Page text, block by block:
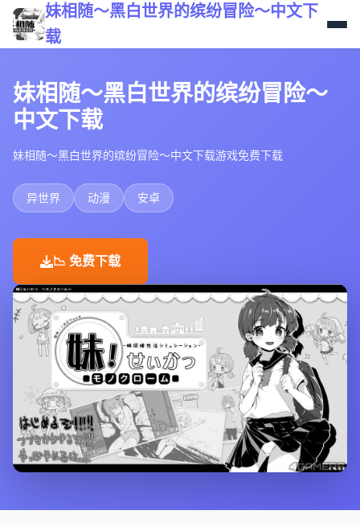
妹相随～黑白世界的缤纷冒险～中文下
载
妹相随～黑白世界的缤纷冒险～
中文下载
妹相随～黑白世界的缤纷冒险～中文下载游戏免费下载
异世界 动漫 安卓
📉 免费下载